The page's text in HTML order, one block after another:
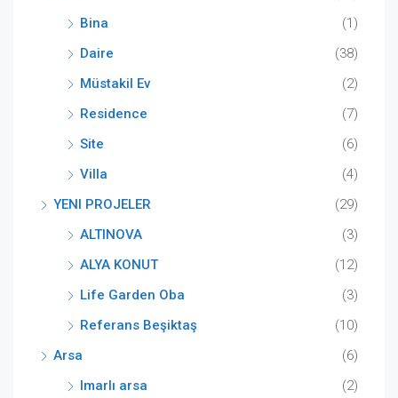
Bina
(1)
Daire
(38)
Müstakil Ev
(2)
Residence
(7)
Site
(6)
Villa
(4)
YENI PROJELER
(29)
ALTINOVA
(3)
ALYA KONUT
(12)
Life Garden Oba
(3)
Referans Beşiktaş
(10)
Arsa
(6)
Imarlı arsa
(2)